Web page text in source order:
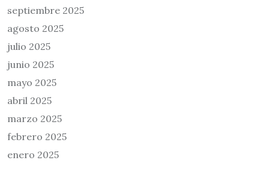
septiembre 2025
agosto 2025
julio 2025
junio 2025
mayo 2025
abril 2025
marzo 2025
febrero 2025
enero 2025